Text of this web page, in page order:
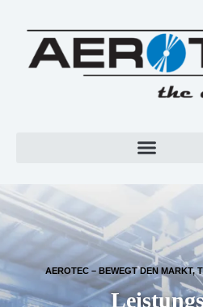
AEROTEC – BEWEGT DEN MARKT,